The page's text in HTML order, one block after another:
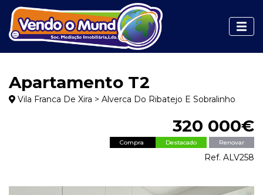
Apartamento T2
Vila Franca De Xira > Alverca Do Ribatejo E Sobralinho
320 000€
Compra Destacado Renovar
Ref. ALV258